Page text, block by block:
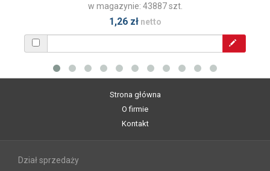
w magazynie: 43887 szt.
1,26 złnetto
Strona główna
O firmie
Kontakt
Dział sprzedaży